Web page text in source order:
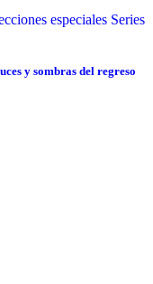
especiales Series
y sombras del regreso